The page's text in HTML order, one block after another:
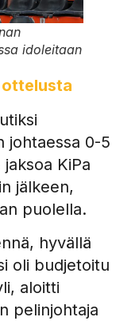
idoleitaan
johtaessa 0-5
KiPa
jälkeen,
puolella.
hyvällä
oli budjetoitu
aloitti
pelinjohtaja